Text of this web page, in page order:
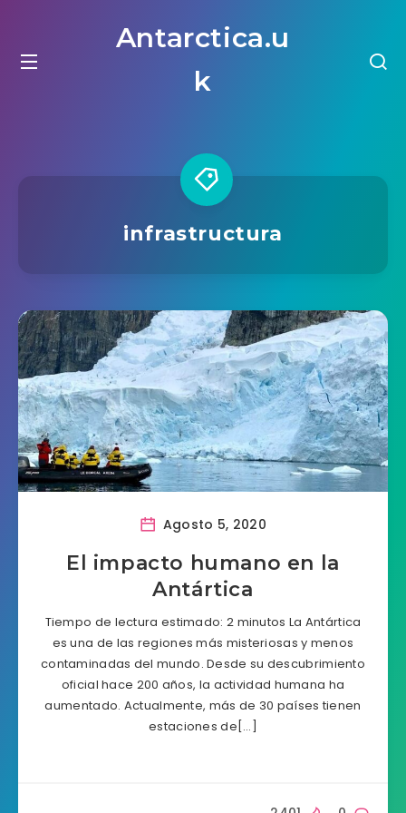
Antarctica.u
k
infrastructura
Agosto 5, 2020
El impacto humano en la
Antártica
Tiempo de lectura estimado: 2 minutos La Antártica
es una de las regiones más misteriosas y menos
contaminadas del mundo. Desde su descubrimiento
oficial hace 200 años, la actividad humana ha
aumentado. Actualmente, más de 30 países tienen
estaciones de[…]